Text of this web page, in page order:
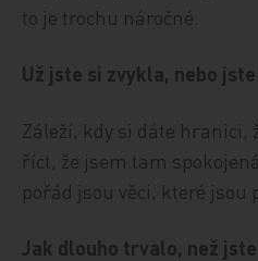
to je trochu náročné.
Už jste si zvykla, nebo
Záleží, kdy si dáte hranici,
říct, že jsem tam
pořád jsou věci, které jsou
Jak dlouho trvalo, než